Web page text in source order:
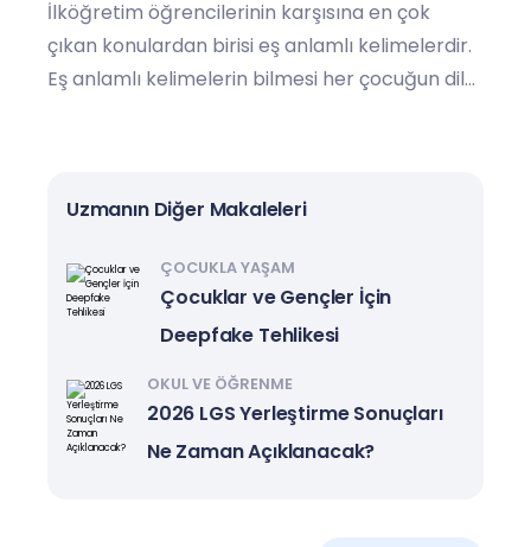
İlköğretim öğrencilerinin karşısına en çok
çıkan konulardan birisi eş anlamlı kelimelerdir.
Eş anlamlı kelimelerin bilmesi her çocuğun dil
Uzmanın Diğer Makaleleri
ÇOCUKLA YAŞAM
Çocuklar ve Gençler İçin
Deepfake Tehlikesi
OKUL VE ÖĞRENME
2026 LGS Yerleştirme Sonuçları
Ne Zaman Açıklanacak?